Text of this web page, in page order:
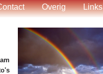
Overig Links